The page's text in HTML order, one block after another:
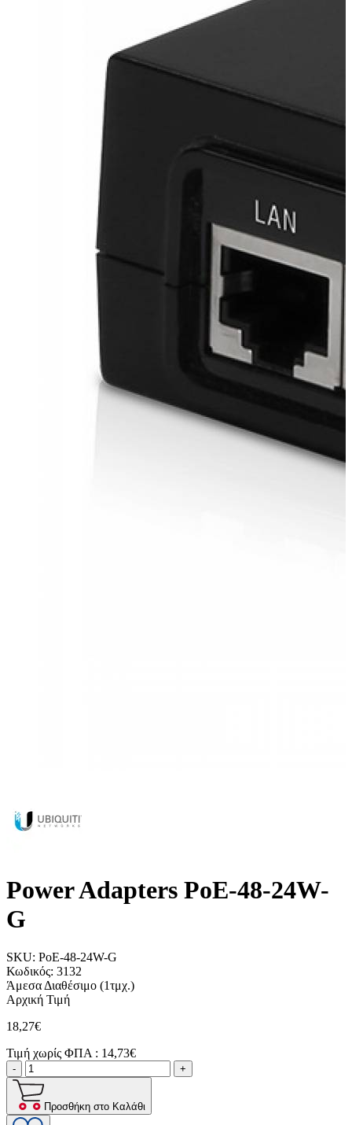
Power Adapters PoE-48-24W-
G
SKU: PoE-48-24W-G
Κωδικός: 3132
Άμεσα Διαθέσιμο (1τμχ.)
Αρχική Τιμή
18,27€
Τιμή χωρίς ΦΠΑ : 14,73€
- +
Προσθήκη στο Καλάθι